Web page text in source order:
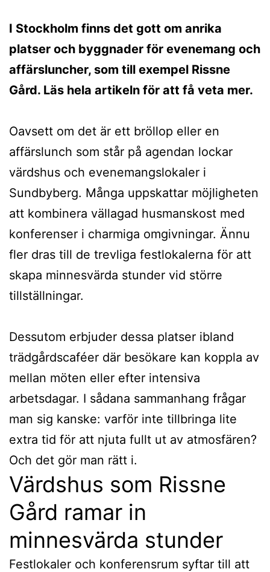
I Stockholm finns det gott om anrika
platser och byggnader för evenemang och
affärsluncher, som till exempel Rissne
Gård. Läs hela artikeln för att få veta mer.
Oavsett om det är ett bröllop eller en
affärslunch som står på agendan lockar
värdshus och evenemangslokaler i
Sundbyberg. Många uppskattar möjligheten
att kombinera vällagad husmanskost med
konferenser i charmiga omgivningar. Ännu
fler dras till de trevliga festlokalerna för att
skapa minnesvärda stunder vid större
tillställningar.
Dessutom erbjuder dessa platser ibland
trädgårdscaféer där besökare kan koppla av
mellan möten eller efter intensiva
arbetsdagar. I sådana sammanhang frågar
man sig kanske: varför inte tillbringa lite
extra tid för att njuta fullt ut av atmosfären?
Och det gör man rätt i.
Värdshus som Rissne
Gård ramar in
minnesvärda stunder
Festlokaler och konferensrum syftar till att